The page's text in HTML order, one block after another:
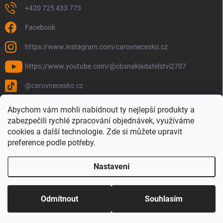
Abychom vám mohli nabídnout ty nejlepší produkty a
zabezpečili rychlé zpracování objednávek, využíváme
cookies a další technologie. Zde si můžete upravit
preference podle potřeby.
Nastavení
Odmítnout Souhlasím
+420 725 433 773
Facebook
https://www.instagram.com/carovnecesko.cz
https://www.youtube.com/@cbsnakladatelstvi2707
@carovnecesko.cz
Vytvořil Shoptet
Copyright 2026Čarovné Česko - Knihy, Mapy a Mapová móda. Všechna
práva vyhrazena.
Upravit nastavení cookies